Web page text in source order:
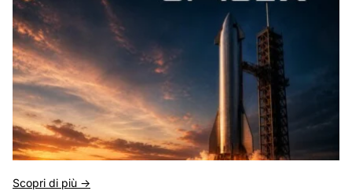
Scopri di più ->